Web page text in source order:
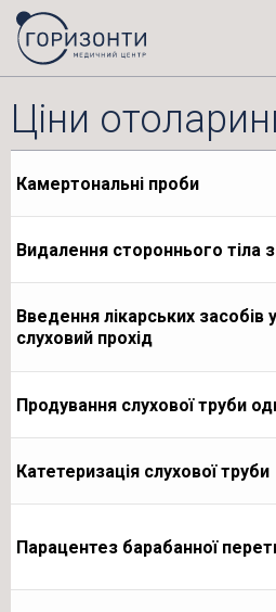
Ціни
Камертональні проби
Видалення стороннього тіла
Введення лікарських засобів
слуховий прохід
Продування слухової труби
Катетеризація слухової труби
Парацентез барабанної